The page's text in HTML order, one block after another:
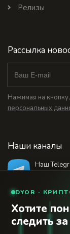
Релизы
Рассылка
Нажимая на
персональных
Наши каналы
Наш
18+
© 2026
Сегодня».
DYOR ·
Хотите
следить